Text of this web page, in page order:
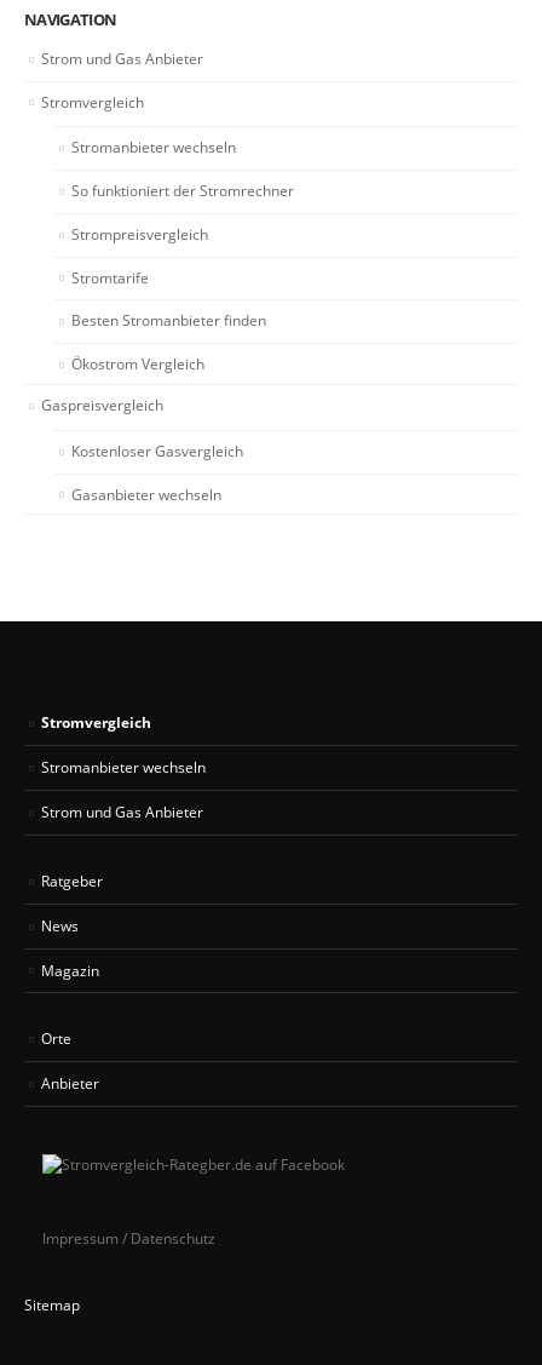
NAVIGATION
Strom und Gas Anbieter
Stromvergleich
Stromanbieter wechseln
So funktioniert der Stromrechner
Strompreisvergleich
Stromtarife
Besten Stromanbieter finden
Ökostrom Vergleich
Gaspreisvergleich
Kostenloser Gasvergleich
Gasanbieter wechseln
Stromvergleich
Stromanbieter wechseln
Strom und Gas Anbieter
Ratgeber
News
Magazin
Orte
Anbieter
Impressum / Datenschutz
Sitemap